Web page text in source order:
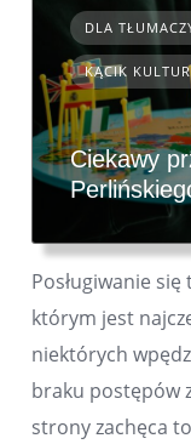
DLA
KĄCIK
Ciekawy
Posługiwanie
którym jest
niektórych
braku postępów
strony zachęca